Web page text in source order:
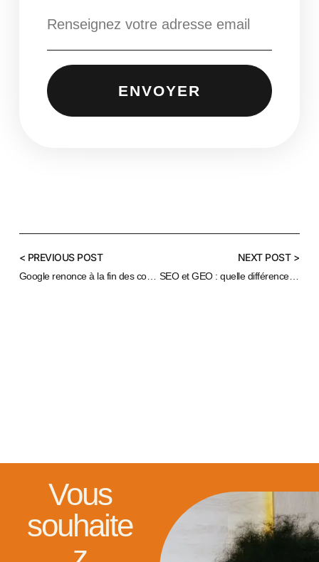
ENVOYER
< PREVIOUS POST
Google renonce à la fin des cookies tiers
NEXT POST >
SEO et GEO : quelle différence et comment les combiner en 2026 ?
Vous
souhaite